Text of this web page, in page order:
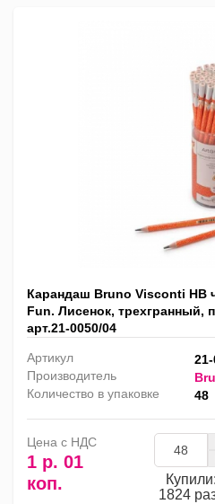
Карандаш Bruno Visconti HB
Fun. Лисенок, трехгранный,
арт.21-0050/04
Артикул
Производитель
Количество в упаковке
48
Цена с НДС
1 р. 01
коп.
Купили:
1824